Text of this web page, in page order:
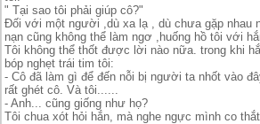
" Tại sao tôi phải giúp cô?"
Đối với một người ,dù xa lạ , dù chưa gặp nhau
nạn cũng không thể làm ngơ ,huống hồ tôi với
Tôi không thể thốt được lời nào nữa. trong khi
bóp nghẹt trái tim tôi:
- Cô đã làm gì để đến nỗi bị người ta nhốt vào
rất ghét cô. Và tôi......
- Anh... cũng giống như họ?
Tôi chua xót hỏi hắn, mà nghe ngực mình co